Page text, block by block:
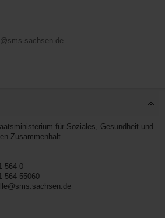
für Soziales, Gesundheit und
Zusammenhalt
564-0
564-55060